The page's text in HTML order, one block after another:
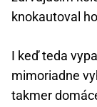
knokautoval
I keď teda
mimoriadne
takmer